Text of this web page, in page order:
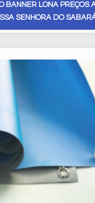
BANNER LONA PREÇOS
SENHORA DO